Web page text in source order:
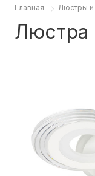
Главная Люстры и
Люстра